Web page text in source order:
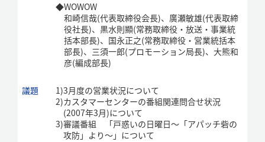
◆WOWOW
和崎信哉(代表取締役会長)、廣瀬敏雄(代表取締
役社長)、黒水則顯(常務取締役・放送・事業統
括本部長)、国永正之(常務取締役・営業統括本
部長)、三須一郎(プロモーション局長)、大熊和
彦(編成部長)
議題 1)3月度の営業状況について
2)カスタマーセンターの番組関連問合せ状況
(2007年3月)について
3)審議番組 「戸惑いの日曜日～「アパッチ砦の
攻防」より～」について